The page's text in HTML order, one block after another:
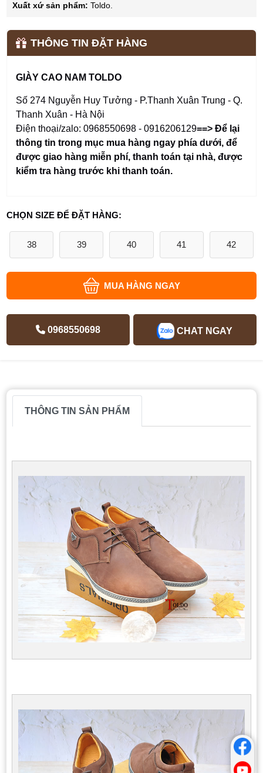
Xuất xứ sản phẩm: Toldo.
THÔNG TIN ĐẶT HÀNG
GIÀY CAO NAM TOLDO
Số 274 Nguyễn Huy Tưởng - P.Thanh Xuân Trung - Q.
Thanh Xuân - Hà Nội
Điện thoại/zalo: 0968550698 - 0916206129==> Để lại
thông tin trong mục mua hàng ngay phía dưới,để
được giao hàng miễn phí, thanh toán tại nhà, được
kiểm tra hàng trước khi thanh toán.
CHỌN SIZE ĐỂ ĐẶT HÀNG:
38 39 40 41 42
MUA HÀNG NGAY
0968550698 CHAT NGAY
THÔNG TIN SẢN PHẨM